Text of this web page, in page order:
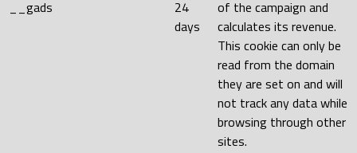
__gads
24
days
of the campaign and
calculates its revenue.
This cookie can only be
read from the domain
they are set on and will
not track any data while
browsing through other
sites.